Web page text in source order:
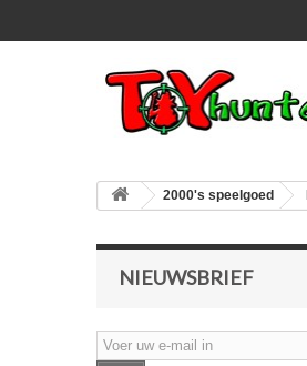
2000's speelgoed
NIEUWSBRIEF